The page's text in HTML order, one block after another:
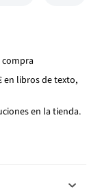
en libros de texto,
en la tienda.